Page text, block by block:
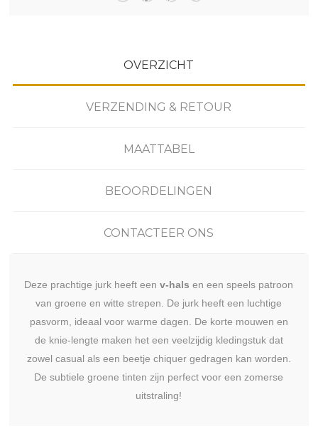
OVERZICHT
VERZENDING & RETOUR
MAATTABEL
BEOORDELINGEN
CONTACTEER ONS
Deze prachtige jurk heeft eenv-hals en een speels patroon
van groene en witte strepen. De jurk heeft een luchtige
pasvorm, ideaal voor warme dagen. De korte mouwen en
de knie-lengte maken het een veelzijdig kledingstuk dat
zowel casual als een beetje chiquer gedragen kan worden.
De subtiele groene tinten zijn perfect voor een zomerse
uitstraling!